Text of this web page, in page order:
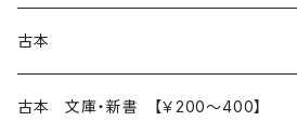
本 の あれこれ
読書のこと
文芸
古本
本 の あれこれ
古本 文庫・新書 【￥200～400】